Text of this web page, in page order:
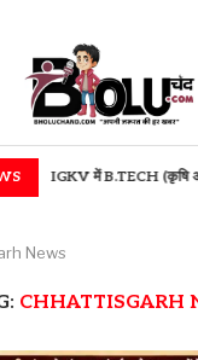
(कृषि अभियांत्रिकी) एवं फूड
News
CHHATTISGARH